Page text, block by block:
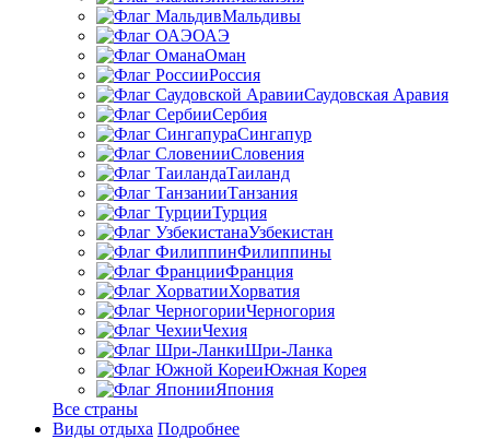
Мальдивы
ОАЭ
Оман
Россия
Саудовская Аравия
Сербия
Сингапур
Словения
Таиланд
Танзания
Турция
Узбекистан
Филиппины
Франция
Хорватия
Черногория
Чехия
Шри-Ланка
Южная Корея
Япония
Все страны
Виды отдыха Подробнее